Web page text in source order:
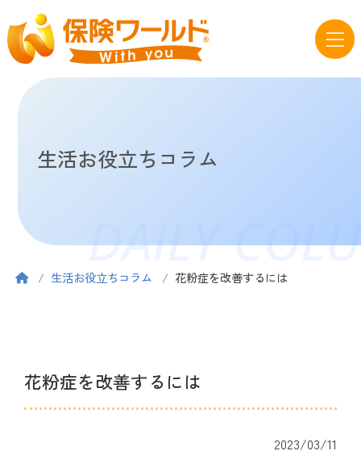
生活お役立ちコラム
DAILY
生活お役立ちコラム 花粉症を改善するには
花粉症を改善するには
2023/03/11